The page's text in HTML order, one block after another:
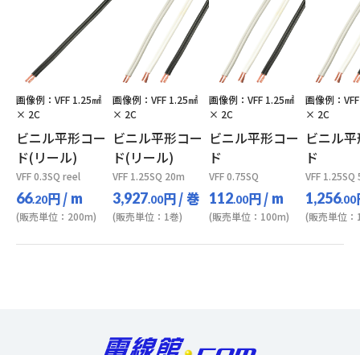
画像例：VFF 1.25㎟
× 2C
ビニル平形コー
ド(リール)
VFF 0.3SQ reel
66.20円/ m
(販売単位：200m)
画像例：VFF 1.25㎟
× 2C
ビニル平形コー
ド(リール)
VFF 1.25SQ 20m
3,927.00円/ 巻
(販売単位：1巻)
画像例：VFF 1.25㎟
× 2C
ビニル平形コー
ド
VFF 0.75SQ
112.00円/ m
(販売単位：100m)
画像例：
× 2C
ビニル
ド
VFF 1.25SQ
1,256.00
(販売単位：